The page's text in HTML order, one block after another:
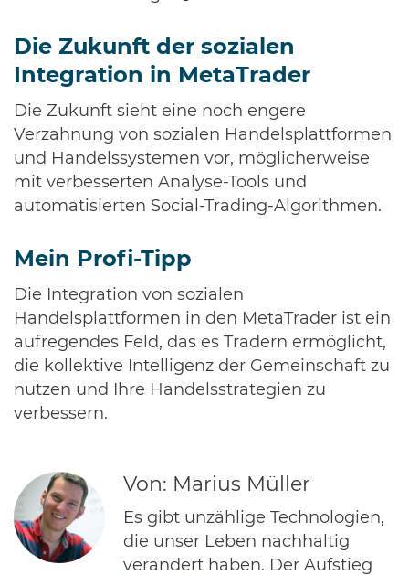
Die Zukunft der sozialen
Integration in MetaTrader
Die Zukunft sieht eine noch engere
Verzahnung von sozialen Handelsplattformen
und Handelssystemen vor, möglicherweise
mit verbesserten Analyse-Tools und
automatisierten Social-Trading-Algorithmen.
Mein Profi-Tipp
Die Integration von sozialen
Handelsplattformen in den MetaTrader ist ein
aufregendes Feld, das es Tradern ermöglicht,
die kollektive Intelligenz der Gemeinschaft zu
nutzen und Ihre Handelsstrategien zu
verbessern.
Von: Marius Müller
Es gibt unzählige Technologien,
die unser Leben nachhaltig
verändert haben. Der Aufstieg